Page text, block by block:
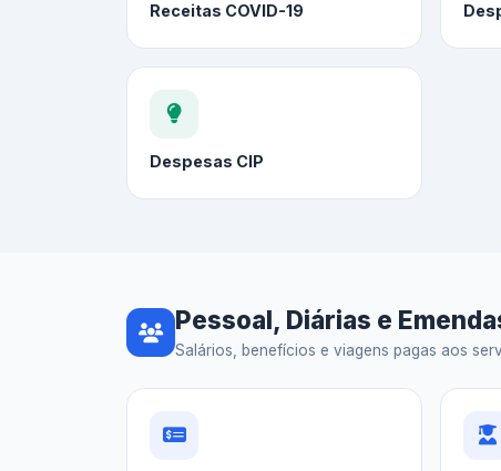
Receitas COVID-19
Despesas CIP
Pessoal, Diárias e
Salários, benefícios e viagens pagas aos